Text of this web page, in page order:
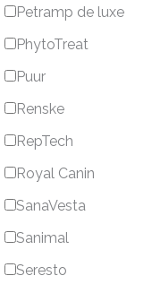
Petramp de luxe
PhytoTreat
Puur
Renske
RepTech
Royal Canin
SanaVesta
Sanimal
Seresto